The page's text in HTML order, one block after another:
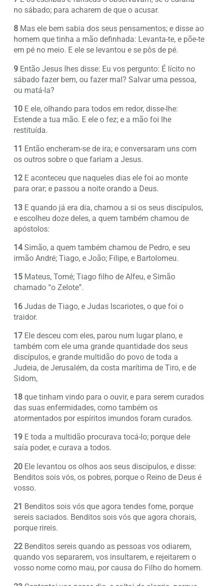
no sábado; para acharem de que o acusar.
8 Mas ele bem sabia dos seus pensamentos; e disse ao
homem que tinha a mão definhada: Levanta-te, e põe-te
em pé no meio. E ele se levantou e se pôs de pé.
9 Então Jesus lhes disse: Eu vos pergunto: É lícito no
sábado fazer bem, ou fazer mal? Salvar uma pessoa,
ou matá-la?
10 E ele, olhando para todos em redor, disse-lhe:
Estende a tua mão. E ele o fez; e a mão foi lhe
restituída.
11 Então encheram-se de ira; e conversaram uns com
os outros sobre o que fariam a Jesus.
12 E aconteceu que naqueles dias ele foi ao monte
para orar; e passou a noite orando a Deus.
13 E quando já era dia, chamou a si os seus discípulos,
e escolheu doze deles, a quem também chamou de
apóstolos:
14Simão, a quem também chamou de Pedro, e seu
irmão André; Tiago, e João; Filipe, e Bartolomeu.
15 Mateus, Tomé; Tiago filho de Alfeu, e Simão
chamado “o Zelote”.
16 Judas de Tiago, e Judas Iscariotes, o que foi o
traidor.
17 Ele desceu com eles, parou num lugar plano, e
também com ele uma grande quantidade dos seus
discípulos, e grande multidão do povo de toda a
Judeia, de Jerusalém, da costa marítima de Tiro, e de
Sidom,
18 que tinham vindo para o ouvir, e para serem curados
das suas enfermidades, como também os
atormentados por espíritos imundos foram curados.
19 E toda a multidão procurava tocá-lo; porque dele
saía poder, e curava a todos.
20 Ele levantou os olhos aos seus discípulos, e disse:
Benditos sois vós, os pobres, porque o Reino de Deus é
vosso.
21 Benditos sois vós que agora tendes fome, porque
sereis saciados. Benditos sois vós que agora chorais,
porque rireis.
22 Benditos sereis quando as pessoas vos odiarem,
quando vos separarem, vos insultarem, e rejeitarem o
vosso nome como mau, por causa do Filho do homem.